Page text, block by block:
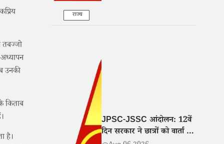
तबज्जो
उनकी
किताब
है।
राज्य
JPSC-JSSC आंदोलन: 12वें
दिन सरकार ने छात्रों को वार्ता के